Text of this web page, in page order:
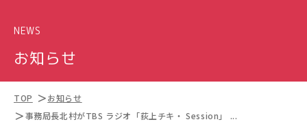
NEWS
お知らせ
TOP
お知らせ
事務局長北村がTBS ラジオ「荻上チキ・ Session」 ...